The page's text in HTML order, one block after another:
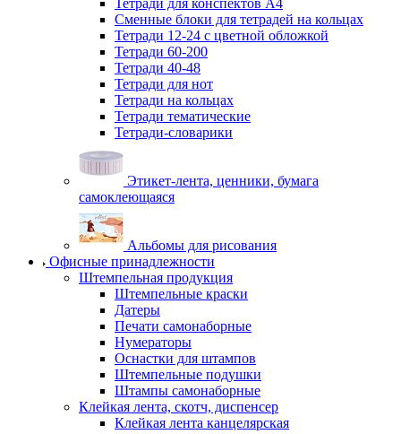
Тетради для конспектов А4
Сменные блоки для тетрадей на кольцах
Тетради 12-24 с цветной обложкой
Тетради 60-200
Тетради 40-48
Тетради для нот
Тетради на кольцах
Тетради тематические
Тетради-словарики
Этикет-лента, ценники, бумага
самоклеющаяся
Альбомы для рисования
Офисные принадлежности
Штемпельная продукция
Штемпельные краски
Датеры
Печати самонаборные
Нумераторы
Оснастки для штампов
Штемпельные подушки
Штампы самонаборные
Клейкая лента, скотч, диспенсер
Клейкая лента канцелярская